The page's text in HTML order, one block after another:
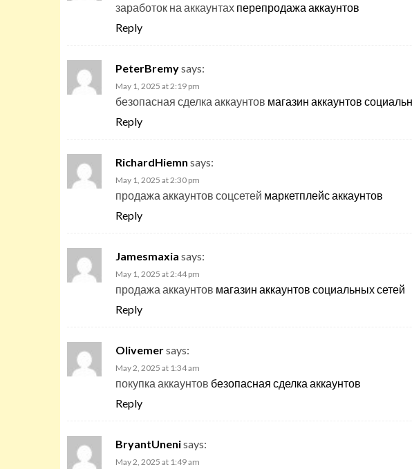
заработок на аккаунтах перепродажа аккаунтов
Reply
PeterBremysays:
May 1, 2025 at 2:19 pm
безопасная сделка аккаунтов магазин аккаунтов
Reply
RichardHiemn says:
May 1, 2025 at 2:30 pm
продажа аккаунтов соцсетей маркетплейс аккаунтов
Reply
Jamesmaxia says:
May 1, 2025 at 2:44 pm
продажа аккаунтов магазин аккаунтов социальных сетей
Reply
Olivemersays:
May 2, 2025 at 1:34 am
покупка аккаунтов безопасная сделка аккаунтов
Reply
BryantUnenisays:
May 2, 2025 at 1:49 am